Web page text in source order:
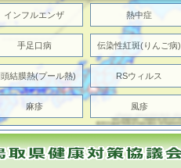
インフルエンザ 熱中症
手足口病 伝染性紅斑(りんご病)
結膜熱(プール熱) RSウィルス
麻疹 風疹